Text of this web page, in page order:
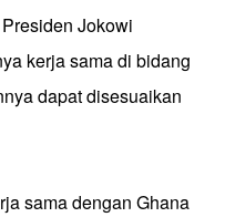
Jokowi
kerja sama di bidang
dapat disesuaikan
sama dengan Ghana